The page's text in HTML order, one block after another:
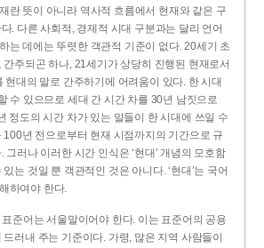
란 뜻이 아니라 역사적 흐름에서 현재와 같은 구
. 다른 사회적, 경제적 시대 구분과는 달리 언어
는 데에는 뚜렷한 객관적 기준이 없다. 20세기 초
간주되곤 하나, 21세기가 상당히 진행된 현재로서
현대의 말로 간주하기에 어려움이 있다. 한 시대
수 있으므로 세대 간 시간 차를 30년 남짓으로
정도의 시간 차가 있는 말들이 한 시대에 쓰일 수
100년 전으로부터 현재 시점까지의 기간으로 규
그러나 이러한 시간 인식은 ‘현대’ 개념의 모호함
는 것일 뿐 객관적인 것은 아니다. ‘현대’는 국어
하여야 한다.
준어는 서울말이어야 한다. 이는 표준어의 공용
러내 주는 기준이다. 가령, 많은 지역 사람들이